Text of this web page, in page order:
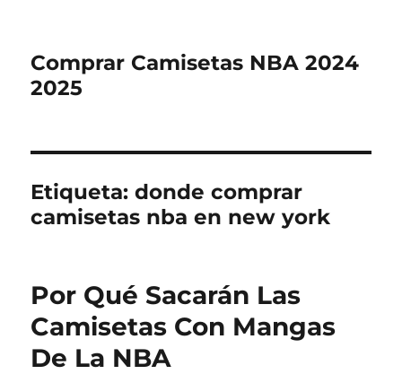
Comprar Camisetas NBA 2024
2025
Etiqueta:donde comprar
camisetas nba en new york
Por Qué Sacarán Las
Camisetas Con Mangas
De La NBA